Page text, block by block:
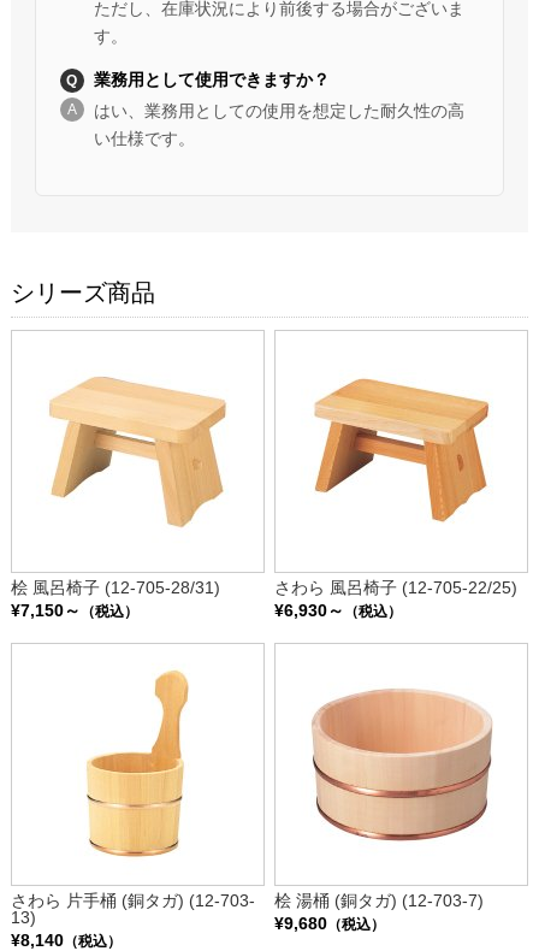
ただし、在庫状況により前後する場合がございま
す。
業務用として使用できますか？
はい、業務用としての使用を想定した耐久性の高
い仕様です。
シリーズ商品
桧 風呂椅子 (12-705-28/31)
¥7,150～
（税込）
さわら 風呂椅子 (12-705-22/25)
¥6,930～
（税込）
さわら 片手桶 (銅タガ) (12-703-
13)
¥8,140（税込）
桧 湯桶 (銅タガ) (12-703-7)
¥9,680 （税込）